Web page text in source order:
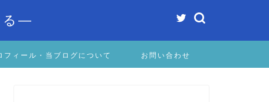
る―
フィール・当ブログについて お問い合わせ